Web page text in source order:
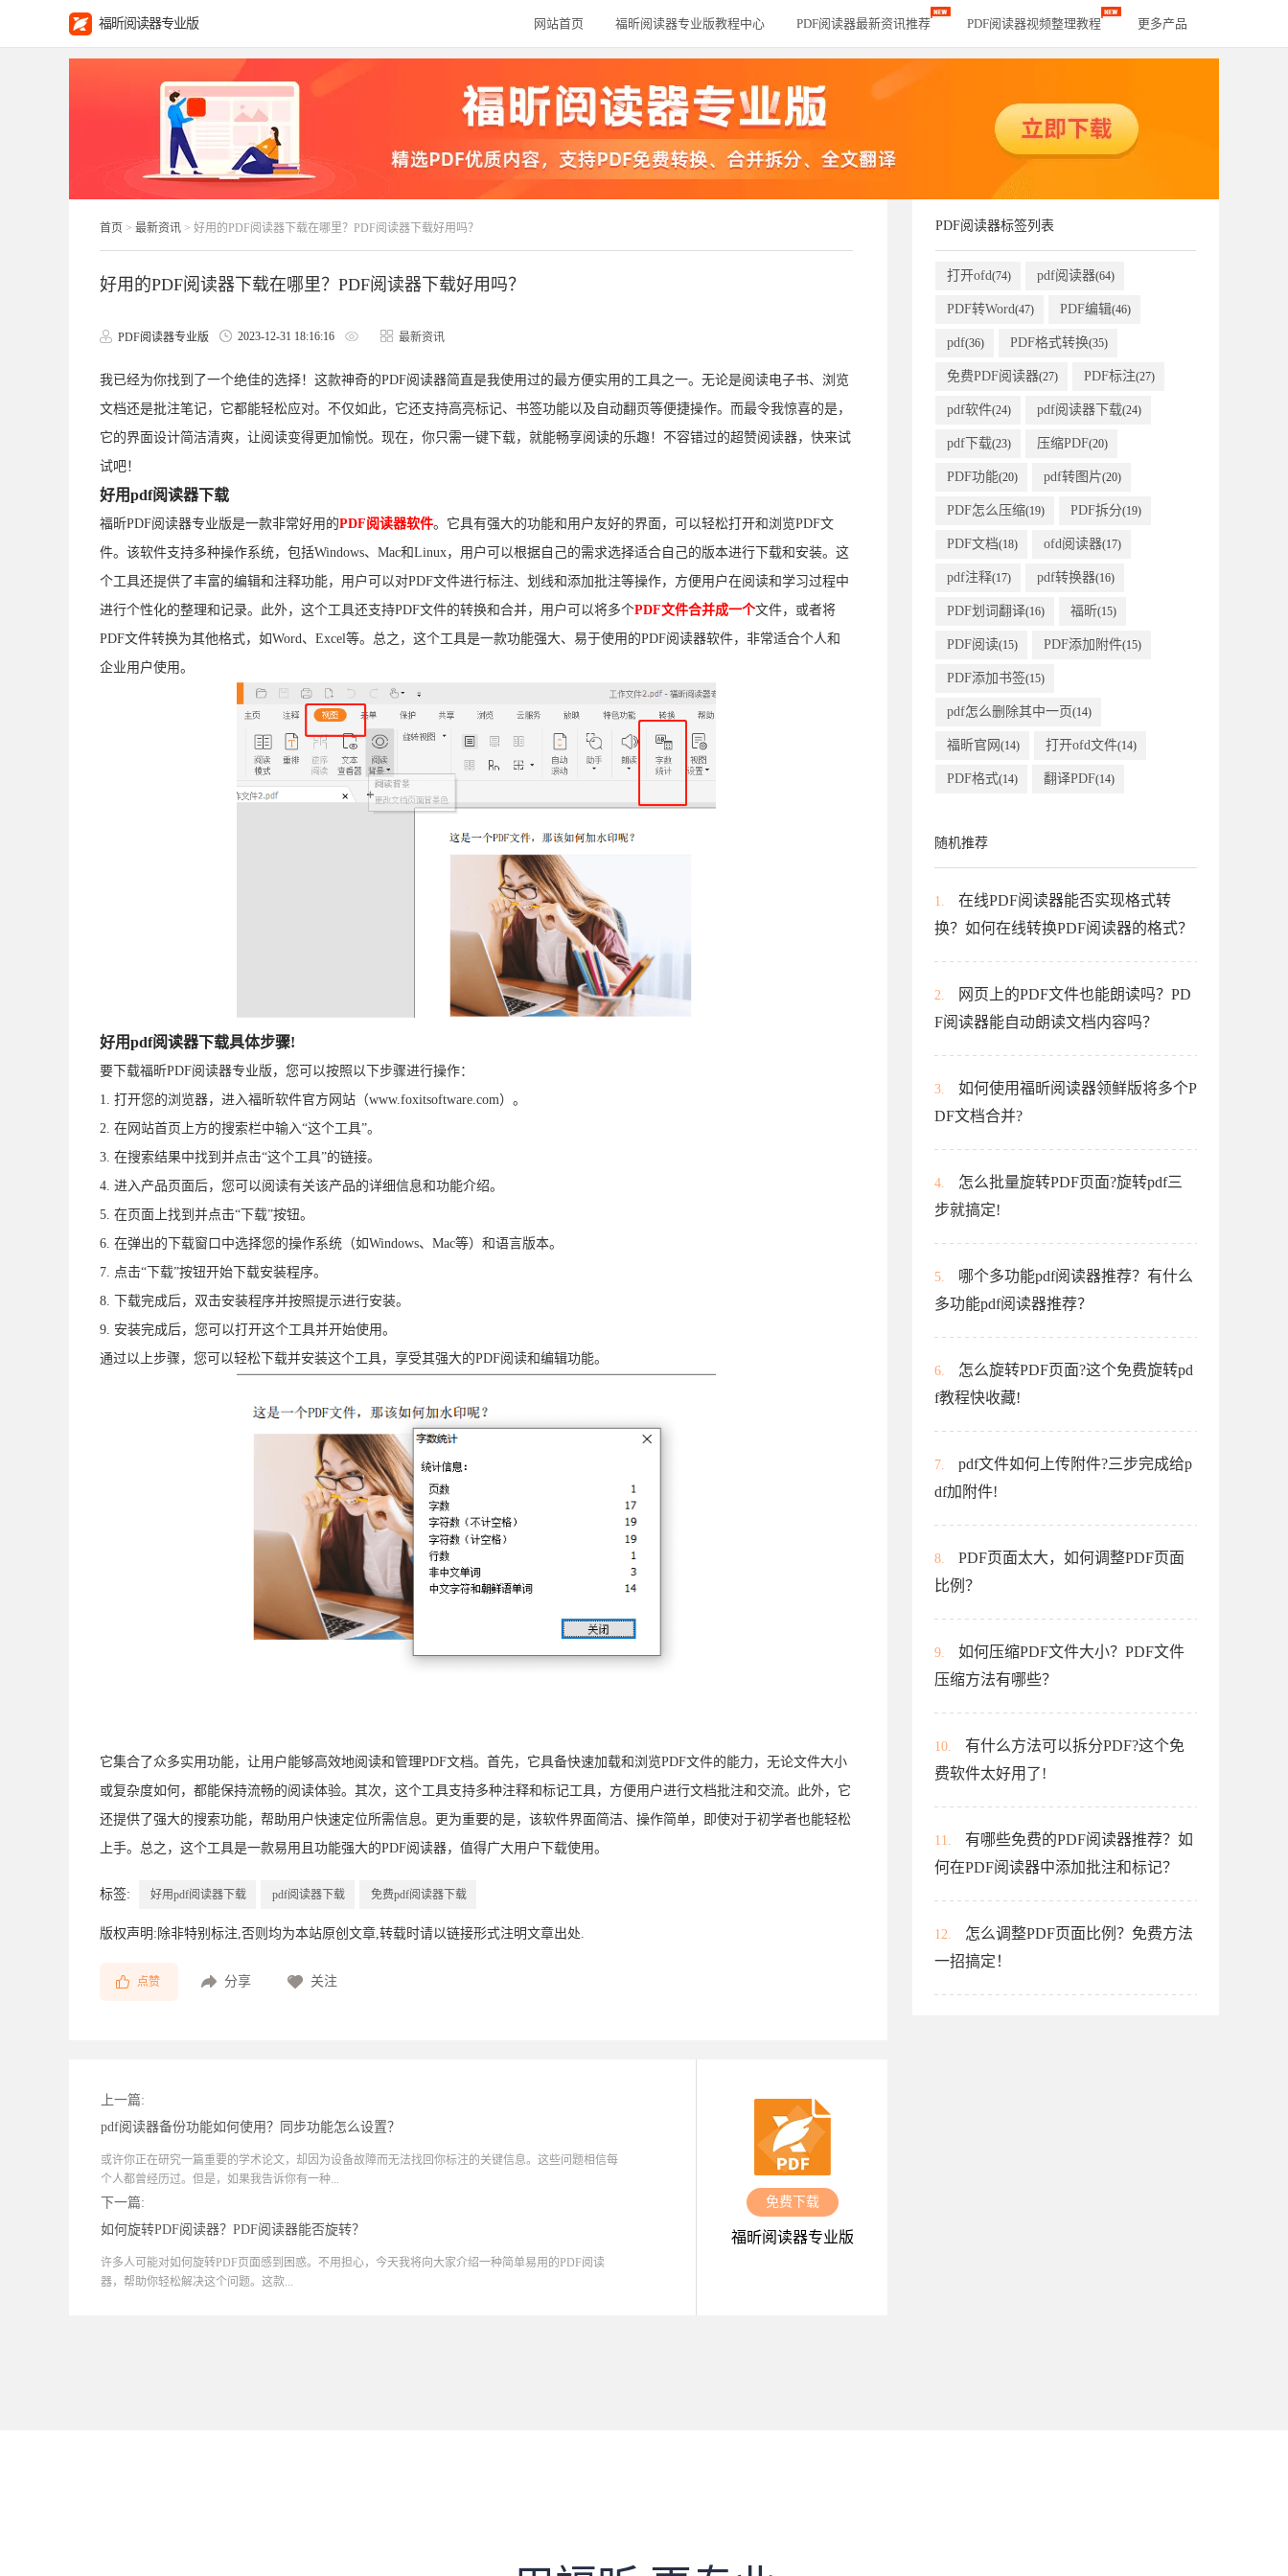
福昕阅读器专业版 网站首页 福昕阅读器专业版教程中心 PDF阅读器最新资讯推荐 PDF阅读器视频整理教程 更多产品
首页 > 最新资讯 > 好用的PDF阅读器下载在哪里？PDF阅读器下载好用吗？
好用的PDF阅读器下载在哪里？PDF阅读器下载好用吗？
PDF阅读器专业版 2023-12-31 18:16:16 最新资讯
我已经为你找到了一个绝佳的选择！这款神奇的PDF阅读器简直是我使用过的最方便实用的工具之一。无论是阅读电子书、浏览
文档还是批注笔记，它都能轻松应对。不仅如此，它还支持高亮标记、书签功能以及自动翻页等便捷操作。而最令我惊喜的是，
它的界面设计简洁清爽，让阅读变得更加愉悦。现在，你只需一键下载，就能畅享阅读的乐趣！不容错过的超赞阅读器，快来试
试吧！
好用pdf阅读器下载
福昕PDF阅读器专业版是一款非常好用的PDF阅读器软件。它具有强大的功能和用户友好的界面，可以轻松打开和浏览PDF文
件。该软件支持多种操作系统，包括Windows、Mac和Linux，用户可以根据自己的需求选择适合自己的版本进行下载和安装。这
个工具还提供了丰富的编辑和注释功能，用户可以对PDF文件进行标注、划线和添加批注等操作，方便用户在阅读和学习过程中
进行个性化的整理和记录。此外，这个工具还支持PDF文件的转换和合并，用户可以将多个PDF文件合并成一个文件，或者将
PDF文件转换为其他格式，如Word、Excel等。总之，这个工具是一款功能强大、易于使用的PDF阅读器软件，非常适合个人和
企业用户使用。
好用pdf阅读器下载具体步骤!
要下载福昕PDF阅读器专业版，您可以按照以下步骤进行操作：
1. 打开您的浏览器，进入福昕软件官方网站（www.foxitsoftware.com）。
2. 在网站首页上方的搜索栏中输入“这个工具”。
3. 在搜索结果中找到并点击“这个工具”的链接。
4. 进入产品页面后，您可以阅读有关该产品的详细信息和功能介绍。
5. 在页面上找到并点击“下载”按钮。
6. 在弹出的下载窗口中选择您的操作系统（如Windows、Mac等）和语言版本。
7. 点击“下载”按钮开始下载安装程序。
8. 下载完成后，双击安装程序并按照提示进行安装。
9. 安装完成后，您可以打开这个工具并开始使用。
通过以上步骤，您可以轻松下载并安装这个工具，享受其强大的PDF阅读和编辑功能。
它集合了众多实用功能，让用户能够高效地阅读和管理PDF文档。首先，它具备快速加载和浏览PDF文件的能力，无论文件大小
或复杂度如何，都能保持流畅的阅读体验。其次，这个工具支持多种注释和标记工具，方便用户进行文档批注和交流。此外，它
还提供了强大的搜索功能，帮助用户快速定位所需信息。更为重要的是，该软件界面简洁、操作简单，即使对于初学者也能轻松
上手。总之，这个工具是一款易用且功能强大的PDF阅读器，值得广大用户下载使用。
标签: 好用pdf阅读器下载 pdf阅读器下载 免费pdf阅读器下载
版权声明:除非特别标注,否则均为本站原创文章,转载时请以链接形式注明文章出处.
点赞 分享 关注
上一篇:
pdf阅读器备份功能如何使用？同步功能怎么设置？
或许你正在研究一篇重要的学术论文，却因为设备故障而无法找回你标注的关键信息。这些问题相信每
个人都曾经历过。但是，如果我告诉你有一种...
下一篇:
如何旋转PDF阅读器？PDF阅读器能否旋转？
许多人可能对如何旋转PDF页面感到困惑。不用担心，今天我将向大家介绍一种简单易用的PDF阅读
器，帮助你轻松解决这个问题。这款...
福昕阅读器专业版
免费下载
PDF阅读器标签列表
打开ofd(74) pdf阅读器(64)
PDF转Word(47) PDF编辑(46)
pdf(36) PDF格式转换(35)
免费PDF阅读器(27) PDF标注(27)
pdf软件(24) pdf阅读器下载(24)
pdf下载(23) 压缩PDF(20)
PDF功能(20) pdf转图片(20)
PDF怎么压缩(19) PDF拆分(19)
PDF文档(18) ofd阅读器(17)
pdf注释(17) pdf转换器(16)
PDF划词翻译(16) 福昕(15)
PDF阅读(15) PDF添加附件(15)
PDF添加书签(15)
pdf怎么删除其中一页(14)
福昕官网 (14) 打开ofd文件(14)
PDF格式(14) 翻译PDF(14)
随机推荐
1.
在线PDF阅读器能否实现格式转
换？如何在线转换PDF阅读器的格式？
2.
网页上的PDF文件也能朗读吗？PD
F阅读器能自动朗读文档内容吗？
3.
如何使用福昕阅读器领鲜版将多个P
DF文档合并?
4.
怎么批量旋转PDF页面?旋转pdf三
步就搞定!
5.
哪个多功能pdf阅读器推荐？有什么
多功能pdf阅读器推荐？
6.
怎么旋转PDF页面?这个免费旋转pd
f教程快收藏!
7.
pdf文件如何上传附件?三步完成给p
df加附件!
8.
PDF页面太大，如何调整PDF页面
比例？
9.
如何压缩PDF文件大小？PDF文件
压缩方法有哪些？
10.
有什么方法可以拆分PDF?这个免
费软件太好用了!
11.
有哪些免费的PDF阅读器推荐？如
何在PDF阅读器中添加批注和标记？
12.
怎么调整PDF页面比例？免费方法
一招搞定！